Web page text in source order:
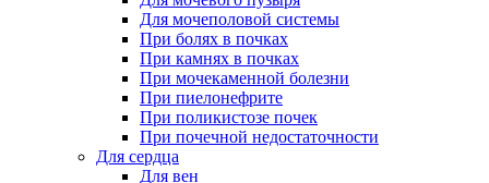
Для мочеполовой системы
При болях в почках
При камнях в почках
При мочекаменной болезни
При пиелонефрите
При поликистозе почек
При почечной недостаточности
Для сердца
Для вен